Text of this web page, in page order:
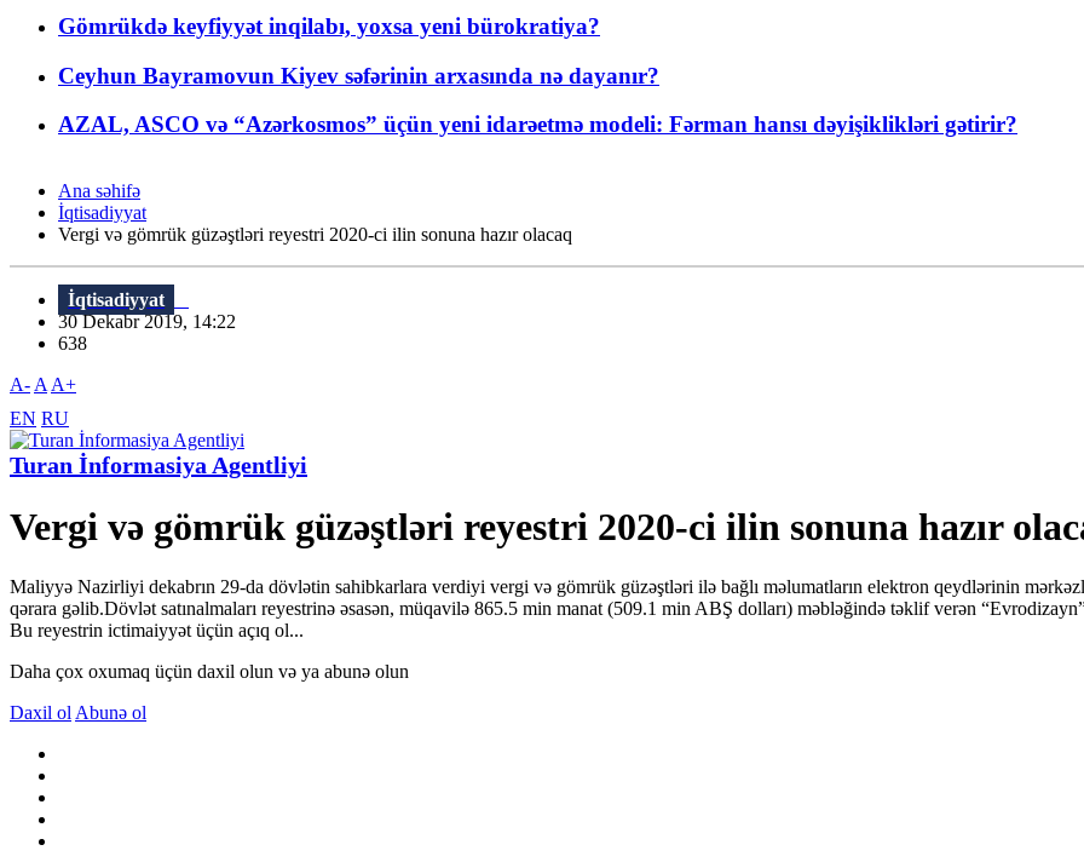
Gömrükdə keyfiyyət inqilabı, yoxsa yeni bürokratiya?
Ceyhun Bayramovun Kiyev səfərinin arxasında nə dayanır?
AZAL, ASCO və “Azərkosmos” üçün yeni idarəetmə modeli: Fərman hansı dəyişiklikləri gətirir?
Ana səhifə
İqtisadiyyat
Vergi və gömrük güzəştləri reyestri 2020-ci ilin sonuna hazır olacaq
İqtisadiyyat
30 Dekabr 2019, 14:22
638
A- A A+
EN RU
Turan İnformasiya Agentliyi
Vergi və gömrük güzəştləri reyestri 2020-ci ilin sonuna hazır
Maliyyə Nazirliyi dekabrın 29-da dövlətin sahibkarlara verdiyi vergi və gömrük güzəştləri ilə bağlı məlumatların elektron qeydlərinin
qərara gəlib.Dövlət satınalmaları reyestrinə əsasən, müqavilə 865.5 min manat (509.1 min ABŞ dolları) məbləğində təklif verən
Bu reyestrin ictimaiyyət üçün açıq ol...
Daha çox oxumaq üçün daxil olun və ya abunə olun
Daxil ol Abunə ol